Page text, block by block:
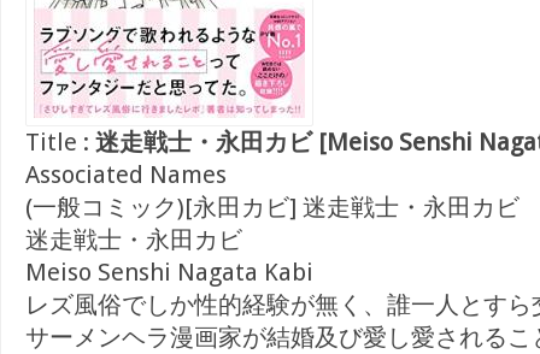
Title : 迷走戦士・永田カビ [Meiso Senshi
Associated Names
(一般コミック)[永田カビ] 迷走戦士・永田カビ
迷走戦士・永田カビ
Meiso Senshi Nagata Kabi
レズ風俗でしか性的経験が無く、誰一人とす
サーメンヘラ漫画家が結婚及び愛し愛される